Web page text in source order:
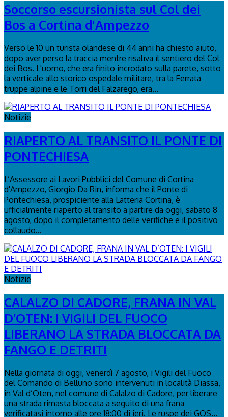
Soccorso escursionista sul Col dei
Bos a Cortina d'Ampezzo
Verso le 10 un turista olandese di 44 anni ha chiesto aiuto,
dopo aver perso la traccia mentre risaliva il sentiero del Col
dei Bos. L'uomo, che era finito incrodato sulla parete, sotto
la verticale allo storico ospedale militare, tra la Ferrata
truppe alpine e le Torri del Falzarego, era...
Notizie
RIAPERTO AL TRANSITO IL PONTE DI
PONTECHIESA
L’Assessore ai Lavori Pubblici del Comune di Cortina
d'Ampezzo, Giorgio Da Rin, informa che il Ponte di
Pontechiesa, prospiciente alla Latteria Cortina, è
ufficialmente riaperto al transito a partire da oggi, sabato 8
agosto, dopo il completamento delle verifiche e il positivo
collaudo...
Notizie
CALALZO DI CADORE, FRANA IN VAL
D’OTEN: I VIGILI DEL FUOCO
LIBERANO LA STRADA BLOCCATA DA
FANGO E DETRITI
Nella giornata di oggi, venerdì 7 agosto, i Vigili del Fuoco
del Comando di Belluno sono intervenuti in località Diassa,
in Val d’Oten, nel comune di Calalzo di Cadore, per liberare
una strada rimasta bloccata a seguito di una frana
verificatasi intorno alle ore 18:00 di ieri. Le ruspe dei GOS...